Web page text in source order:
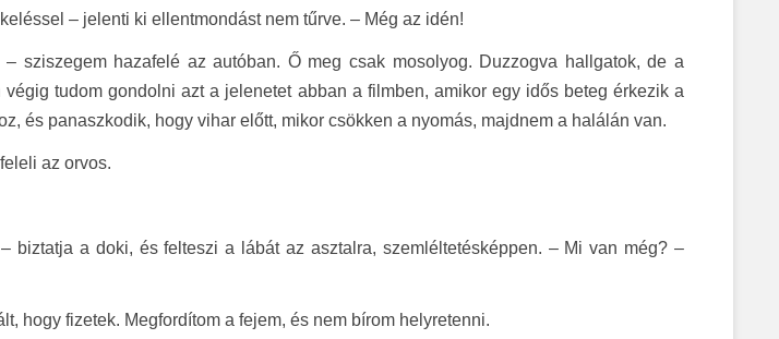
– jelenti ki ellentmondást nem tűrve. – Még az idén!
sziszegem hazafelé az autóban. Ő meg csak mosolyog. Duzzogva hallgatok, de a
tudom gondolni azt a jelenetet abban a filmben, amikor egy idős beteg érkezik a
és panaszkodik, hogy vihar előtt, mikor csökken a nyomás, majdnem a halálán van.
az orvos.
biztatja a doki, és felteszi a lábát az asztalra, szemléltetésképpen. – Mi van még? –
hogy fizetek. Megfordítom a fejem, és nem bírom helyretenni.